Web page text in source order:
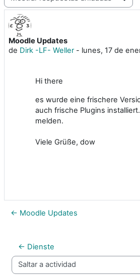
Moodle Updates
de Dirk -LF- Weller- lunes, 17 de
Número de respuestas: 0
Hi there
es wurde eine frischere
auch frische Plugins
melden.
Viele Grüße, dow
← Moodle Updates
← Dienste
Saltar a actividad